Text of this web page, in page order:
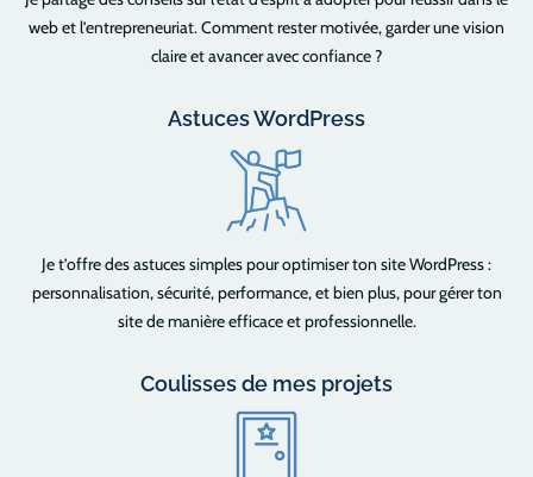
web et l’entrepreneuriat. Comment rester motivée, garder une vision
claire et avancer avec confiance ?
Astuces WordPress
Je t’offre des astuces simples pour optimiser ton site WordPress :
personnalisation, sécurité, performance, et bien plus, pour gérer ton
site de manière efficace et professionnelle.
Coulisses de mes projets